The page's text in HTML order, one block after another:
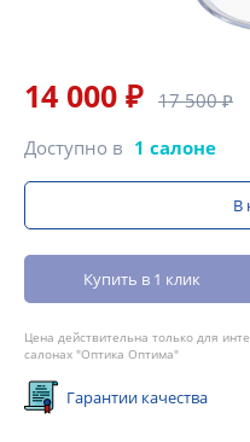
14 000 ₽ 17 500 ₽
Доступно в 1 салоне
В
Купить в 1 клик
Цена действительна только для
салонах "Оптика Оптима"
Гарантии качества